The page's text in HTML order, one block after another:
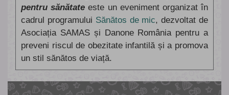
pentru sănătate este un eveniment organizat în
cadrul programului Sănătos de mic, dezvoltat de
Asociația SAMAS și Danone România pentru a
preveni riscul de obezitate infantilă și a promova
un stil sănătos de viață.